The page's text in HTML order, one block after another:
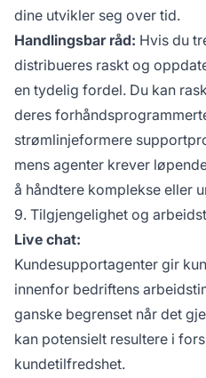
dine utvikler seg over tid.
Handlingsbar råd: Hvis du
distribueres raskt og
en tydelig fordel. Du kan
deres
strømlinjeformere
mens agenter krever
å håndtere komplekse eller
9. Tilgjengelighet og
Live chat:
Kundesupportagenter gir
innenfor bedriftens
ganske begrenset når det
kan potensielt resultere i
kundetilfredshet.